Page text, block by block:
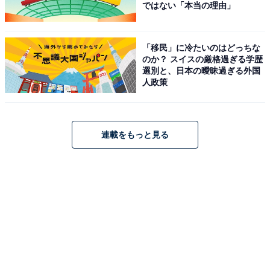
アクセス・料金・宿泊情報は？
所在地：三重県三重郡菰野町菰野4800-1
ではない「本当の理由」
「移民」に冷たいのはどっちな
のか？ スイスの厳格過ぎる学歴
選別と、日本の曖昧過ぎる外国
人政策
連載をもっと見る